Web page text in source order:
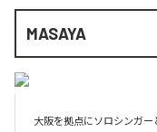
MASAYA
大阪を拠点にソロシンガー